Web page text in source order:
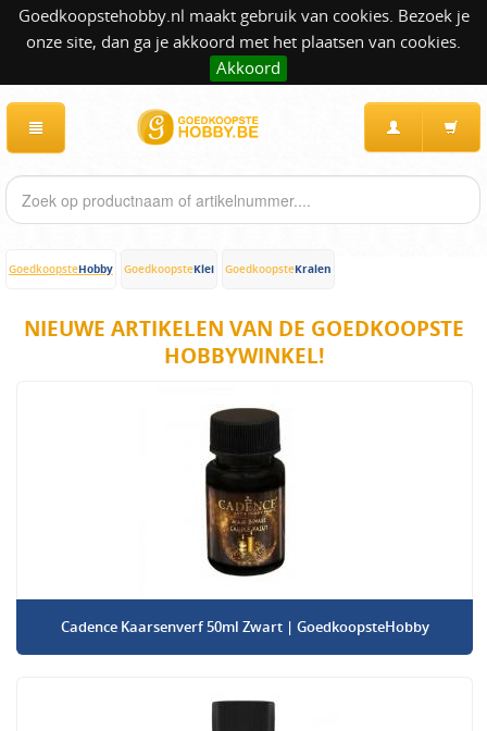
Goedkoopstehobby.nl maakt gebruik van cookies. Bezoek je
onze site, dan ga je akkoord met het plaatsen van cookies.
Akkoord
GoedkoopsteHobby GoedkoopsteKlei GoedkoopsteKralen
NIEUWE ARTIKELEN VAN DE GOEDKOOPSTE
HOBBYWINKEL!
Cadence Kaarsenverf 50ml Zwart | GoedkoopsteHobby